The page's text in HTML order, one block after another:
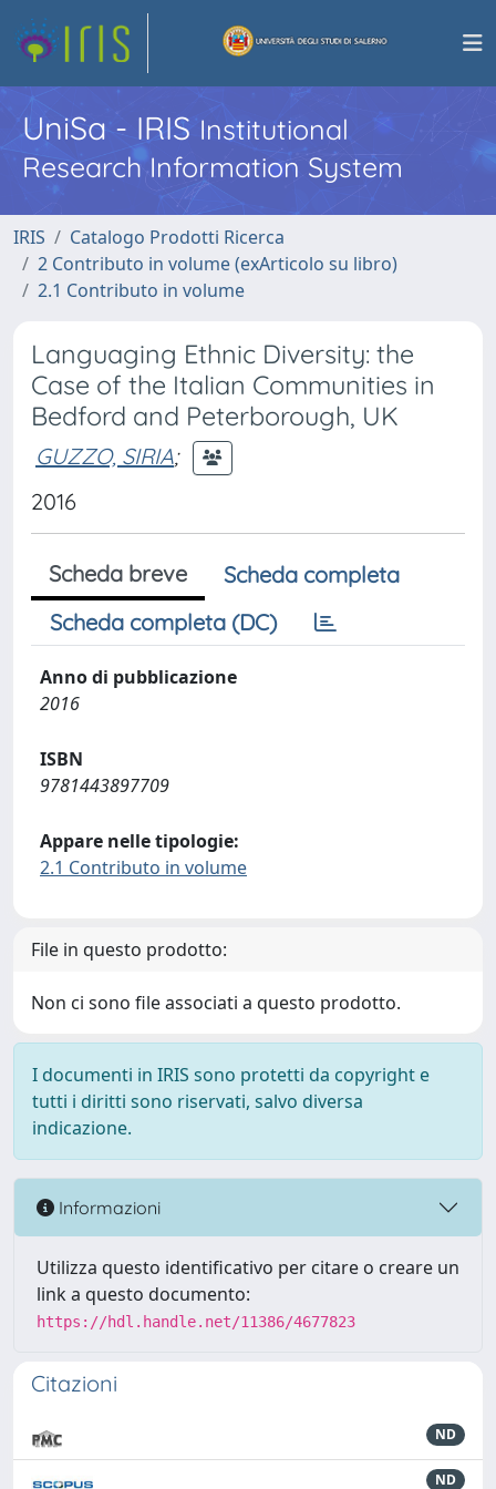
UniSa - IRISInstitutional
Research Information System
IRIS
Catalogo Prodotti Ricerca
2 Contributo in volume (exArticolo su libro)
2.1 Contributo in volume
Languaging Ethnic Diversity: the
Case of the Italian Communities in
Bedford and Peterborough, UK
GUZZO, SIRIA;
2016
Scheda breve
Scheda completa
Scheda completa (DC)
Anno di pubblicazione
2016
ISBN
9781443897709
Appare nelle tipologie:
2.1 Contributo in volume
File in questo prodotto:
Non ci sono file associati a questo prodotto.
I documenti in IRIS sono protetti da copyright e
tutti i diritti sono riservati, salvo diversa
indicazione.
Informazioni
Utilizza questo identificativo per citare o creare un
link a questo documento:
https://hdl.handle.net/11386/4677823
Citazioni
ND
ND